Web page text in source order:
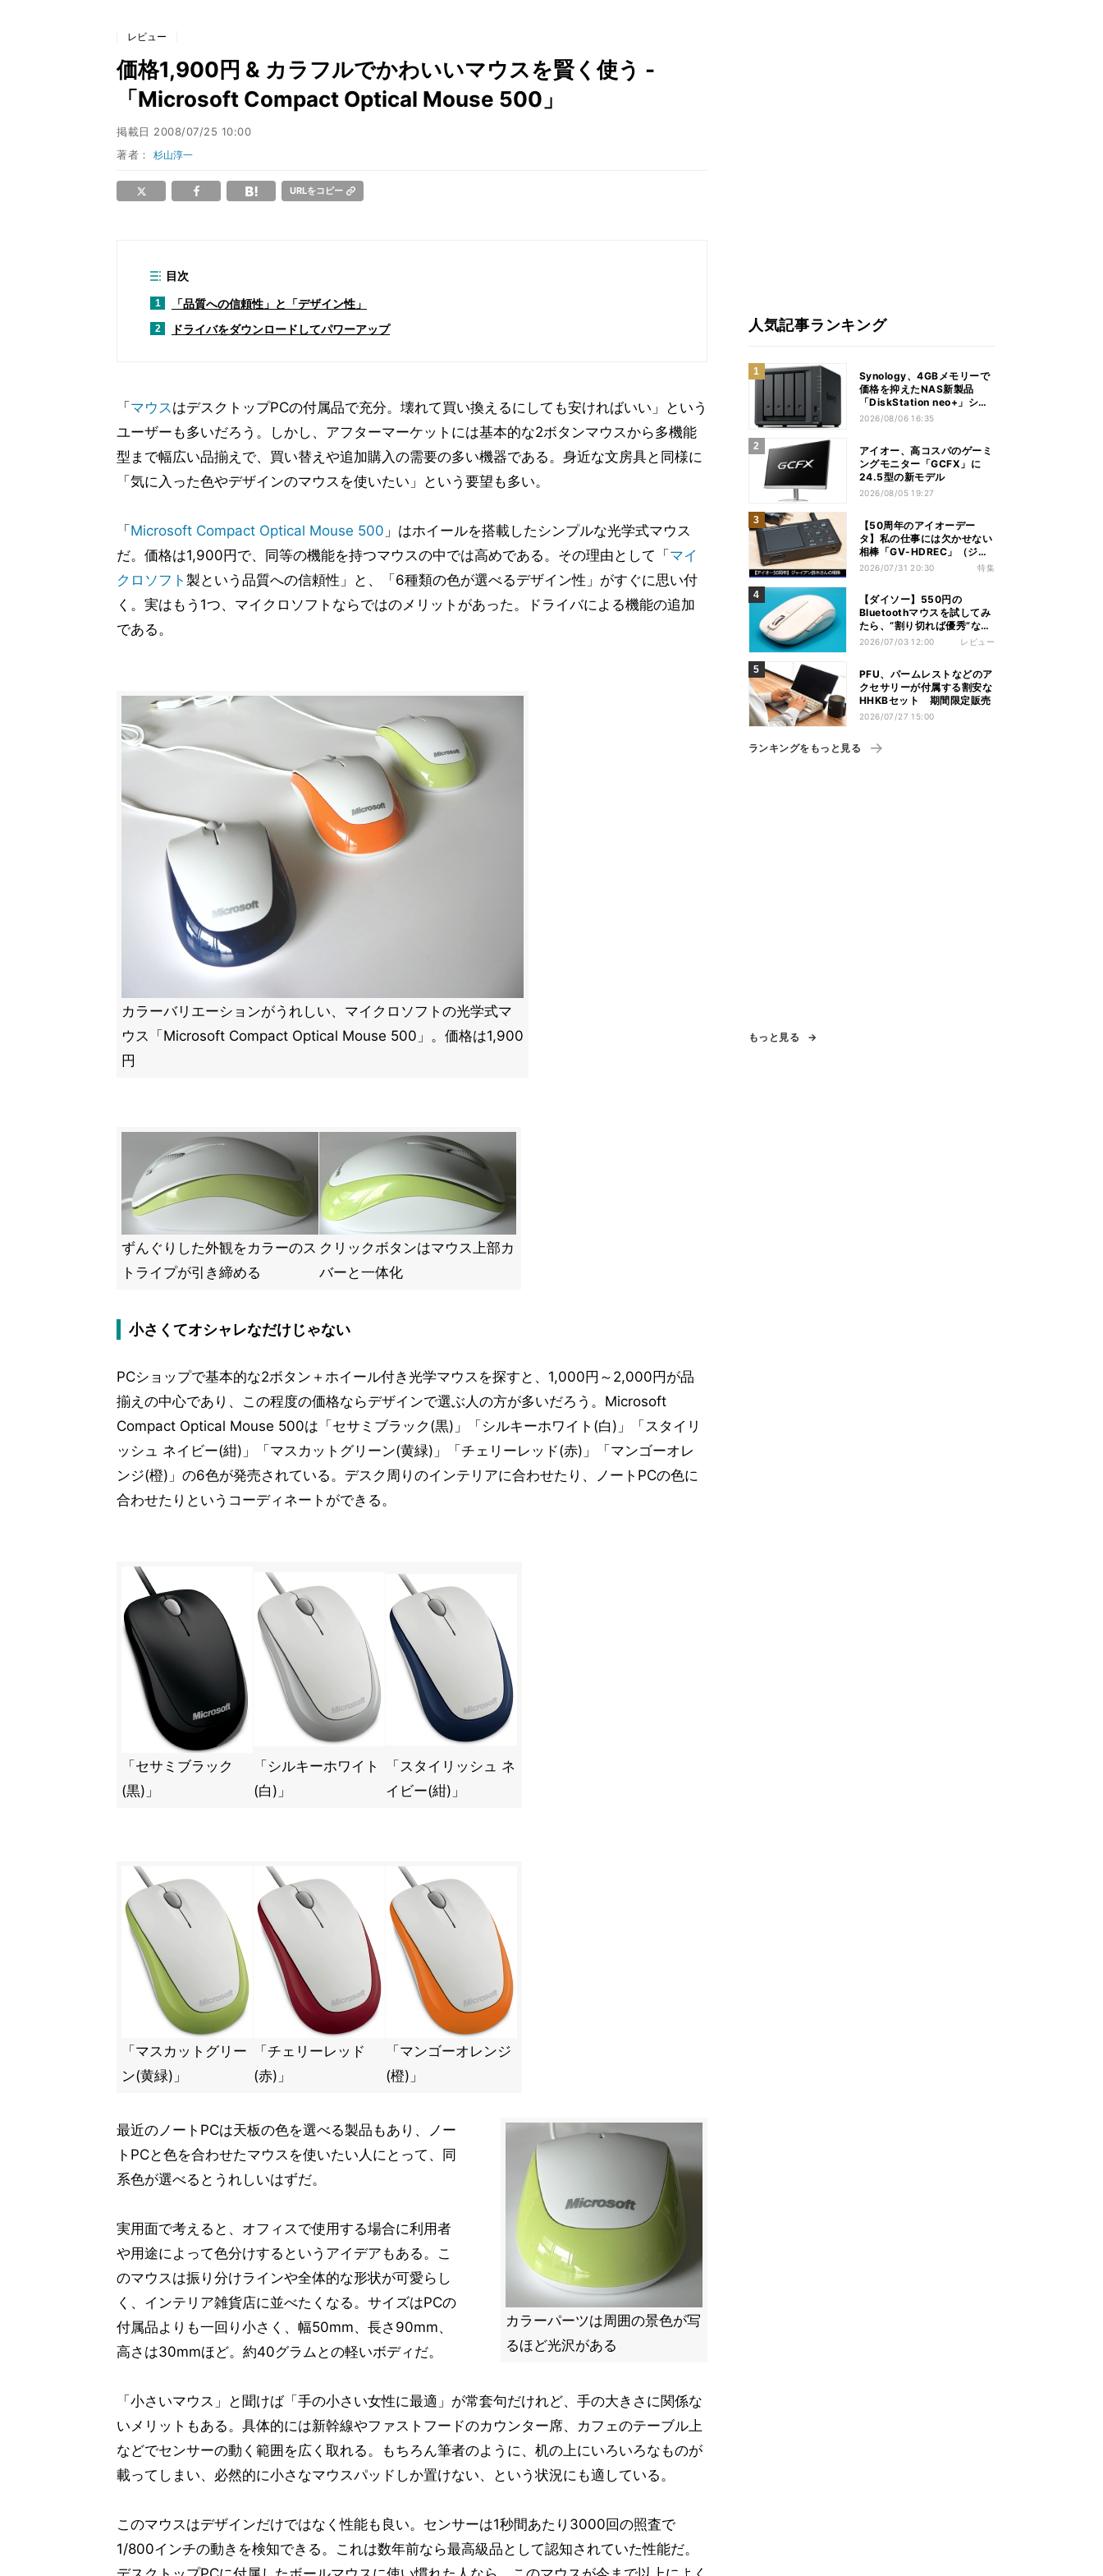
レビュー
価格1,900円 & カラフルでかわいいマウスを賢く使う -
「Microsoft Compact Optical Mouse 500」
掲載日 2008/07/25 10:00
著者：杉山淳一
URLをコピー
目次
1 「品質への信頼性」と「デザイン性」
2 ドライバをダウンロードしてパワーアップ
「 マウスはデスクトップPCの付属品で充分。壊れて買い換えるにしても安ければいい」という
ユーザーも多いだろう。しかし、アフターマーケットには基本的な2ボタンマウスから多機能
型まで幅広い品揃えで、買い替えや追加購入の需要の多い機器である。身近な文房具と同様に
「気に入った色やデザインのマウスを使いたい」という要望も多い。
「 Microsoft Compact Optical Mouse 500 」はホイールを搭載したシンプルな光学式マウス
だ。価格は1,900円で、同等の機能を持つマウスの中では高めである。その理由として「 マイ
クロソフト 製という品質への信頼性」と、「6種類の色が選べるデザイン性」がすぐに思い付
く。実はもう1つ、マイクロソフトならではのメリットがあった。ドライバによる機能の追加
である。
カラーバリエーションがうれしい、マイクロソフトの光学式マ
ウス「Microsoft Compact Optical Mouse 500」。価格は1,900
円
ずんぐりした外観をカラーのス
トライプが引き締める
クリックボタンはマウス上部カ
バーと一体化
小さくてオシャレなだけじゃない
PCショップで基本的な2ボタン＋ホイール付き光学マウスを探すと、1,000円～2,000円が品
揃えの中心であり、この程度の価格ならデザインで選ぶ人の方が多いだろう。Microsoft
Compact Optical Mouse 500は「セサミブラック(黒)」「シルキーホワイト(白)」「スタイリ
ッシュ ネイビー(紺)」「マスカットグリーン(黄緑)」「チェリーレッド(赤)」「マンゴーオレ
ンジ(橙)」の6色が発売されている。デスク周りのインテリアに合わせたり、ノートPCの色に
合わせたりというコーディネートができる。
「セサミブラック
(黒)」
「シルキーホワイト
(白)」
「スタイリッシュ ネ
イビー(紺)」
「マスカットグリー
ン(黄緑)」
「チェリーレッド
(赤)」
「マンゴーオレンジ
(橙)」
カラーパーツは周囲の景色が写
るほど光沢がある
最近のノートPCは天板の色を選べる製品もあり、ノー
トPCと色を合わせたマウスを使いたい人にとって、同
系色が選べるとうれしいはずだ。
実用面で考えると、オフィスで使用する場合に利用者
や用途によって色分けするというアイデアもある。こ
のマウスは振り分けラインや全体的な形状が可愛らし
く、インテリア雑貨店に並べたくなる。サイズはPCの
付属品よりも一回り小さく、幅50mm、長さ90mm、
高さは30mmほど。約40グラムとの軽いボディだ。
「小さいマウス」と聞けば「手の小さい女性に最適」が常套句だけれど、手の大きさに関係な
いメリットもある。具体的には新幹線やファストフードのカウンター席、カフェのテーブル上
などでセンサーの動く範囲を広く取れる。もちろん筆者のように、机の上にいろいろなものが
載ってしまい、必然的に小さなマウスパッドしか置けない、という状況にも適している。
このマウスはデザインだけではなく性能も良い。センサーは1秒間あたり3000回の照査で
1/800インチの動きを検知できる。これは数年前なら最高級品として認知されていた性能だ。
人気記事ランキング
Synology、4GBメモリーで
価格を抑えたNAS新製品
「DiskStation neo+」シリ
ーズ
2026/08/06 16:35
アイオー、高コスパのゲーミ
ングモニター「GCFX」に
24.5型の新モデル
2026/08/05 19:27
【50周年のアイオーデー
タ】私の仕事には欠かせない
相棒「GV-HDREC」（ジャ
イアン鈴木さん）
2026/07/31 20:30 特集
【ダイソー】550円の
Bluetoothマウスを試してみ
たら、“割り切れば優秀”な1
台だった
2026/07/03 12:00 レビュー
PFU、パームレストなどのア
クセサリーが付属する割安な
HHKBセット 期間限定販売
2026/07/27 15:00
ランキングをもっと見る
もっと見る